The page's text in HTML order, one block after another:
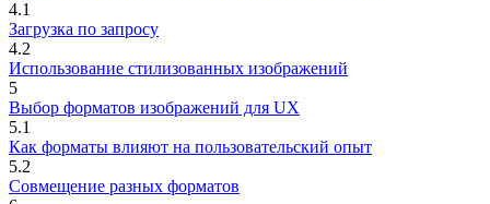
4.1
Загрузка по запросу
4.2
Использование стилизованных изображений
5
Выбор форматов изображений для UX
5.1
Как форматы влияют на пользовательский опыт
5.2
Совмещение разных форматов